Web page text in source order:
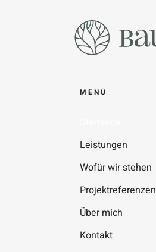
MENÜ
Leistungen
Wofür wir stehen
Projektreferenzen
Über mich
Kontakt